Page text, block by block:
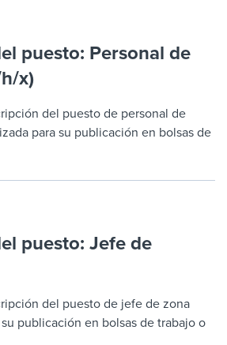
puesto: Personal de
x)
del puesto de personal de
para su publicación en bolsas de
puesto: Jefe de
del puesto de jefe de zona
publicación en bolsas de trabajo o